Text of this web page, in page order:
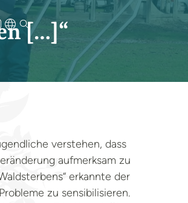
[…]“
verstehen, dass
aufmerksam zu
erkannte der
zu sensibilisieren.